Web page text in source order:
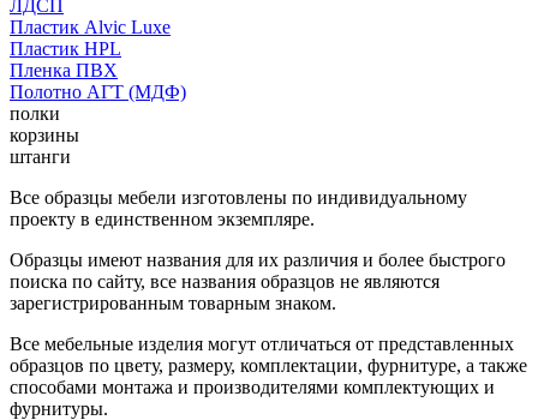
ЛДСП
Пластик Alvic Luxe
Пластик HPL
Пленка ПВХ
Полотно АГТ (МДФ)
полки
корзины
штанги
Все образцы мебели изготовлены по индивидуальному
проекту в единственном экземпляре.
Образцы имеют названия для их различия и более быстрого
поиска по сайту, все названия образцов не являются
зарегистрированным товарным знаком.
Все мебельные изделия могут отличаться от представленных
образцов по цвету, размеру, комплектации, фурнитуре, а также
способами монтажа и производителями комплектующих и
фурнитуры.